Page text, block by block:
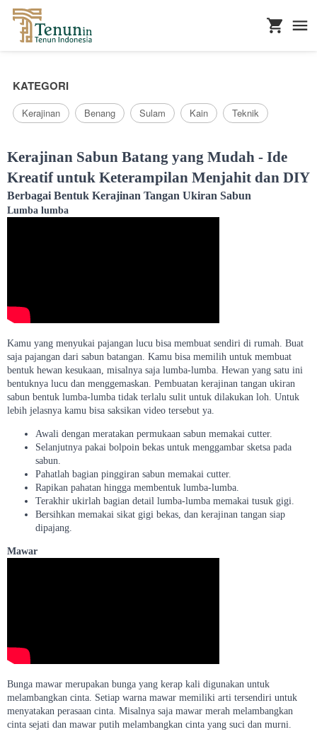
KATEGORI
Kerajinan Benang Sulam Kain Teknik
Kerajinan Sabun Batang yang Mudah - Ide
Kreatif untuk Keterampilan Menjahit dan DIY
Berbagai Bentuk Kerajinan Tangan Ukiran Sabun
Lumba lumba
Kamu yang menyukai pajangan lucu bisa membuat sendiri di rumah. Buat
saja pajangan dari sabun batangan. Kamu bisa memilih untuk membuat
bentuk hewan kesukaan, misalnya saja lumba-lumba. Hewan yang satu ini
bentuknya lucu dan menggemaskan. Pembuatan kerajinan tangan ukiran
sabun bentuk lumba-lumba tidak terlalu sulit untuk dilakukan loh. Untuk
lebih jelasnya kamu bisa saksikan video tersebut ya.
Awali dengan meratakan permukaan sabun memakai cutter.
Selanjutnya pakai bolpoin bekas untuk menggambar sketsa pada
sabun.
Pahatlah bagian pinggiran sabun memakai cutter.
Rapikan pahatan hingga membentuk lumba-lumba.
Terakhir ukirlah bagian detail lumba-lumba memakai tusuk gigi.
Bersihkan memakai sikat gigi bekas, dan kerajinan tangan siap
dipajang.
Mawar
Bunga mawar merupakan bunga yang kerap kali digunakan untuk
melambangkan cinta. Setiap warna mawar memiliki arti tersendiri untuk
menyatakan perasaan cinta. Misalnya saja mawar merah melambangkan
cinta sejati dan mawar putih melambangkan cinta yang suci dan murni.